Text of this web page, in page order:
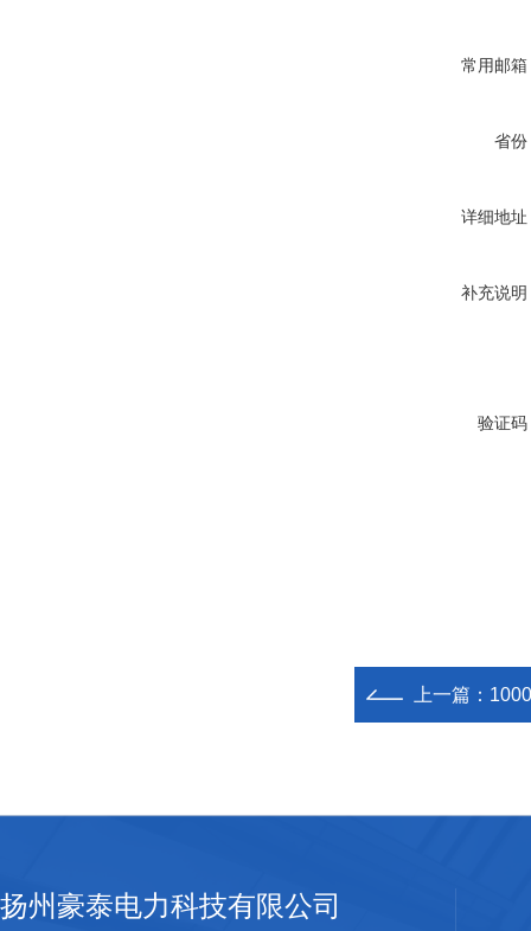
常用邮箱
省份
详细地址
补充说明
验证码
上一篇：
扬州豪泰电力科技有限公司